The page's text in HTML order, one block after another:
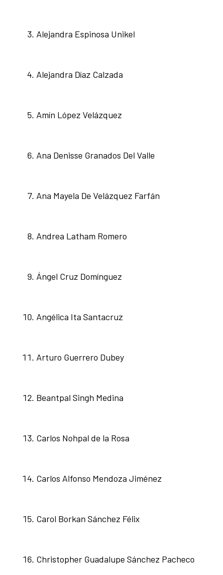
Alejandra Espinosa Unikel
Alejandra Díaz Calzada
Amín López Velázquez
Ana Denisse Granados Del Valle
Ana Mayela De Velázquez Farfán
Andrea Latham Romero
Ángel Cruz Domínguez
Angélica Ita Santacruz
Arturo Guerrero Dubey
Beantpal Singh Medina
Carlos Nohpal de la Rosa
Carlos Alfonso Mendoza Jiménez
Carol Borkan Sánchez Félix
Christopher Guadalupe Sánchez Pacheco